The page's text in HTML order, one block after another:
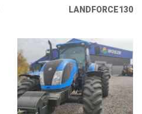
LANDFORCE130